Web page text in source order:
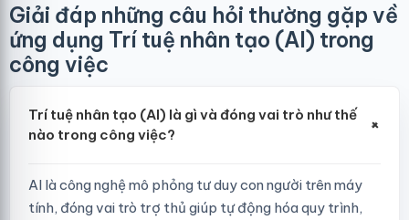
Giải đáp những câu hỏi thường gặp về
ứng dụng Trí tuệ nhân tạo (AI) trong
công việc
Trí tuệ nhân tạo (AI) là gì và đóng vai trò như thế
nào trong công việc?
+
AI là công nghệ mô phỏng tư duy con người trên máy
tính, đóng vai trò trợ thủ giúp tự động hóa quy trình,